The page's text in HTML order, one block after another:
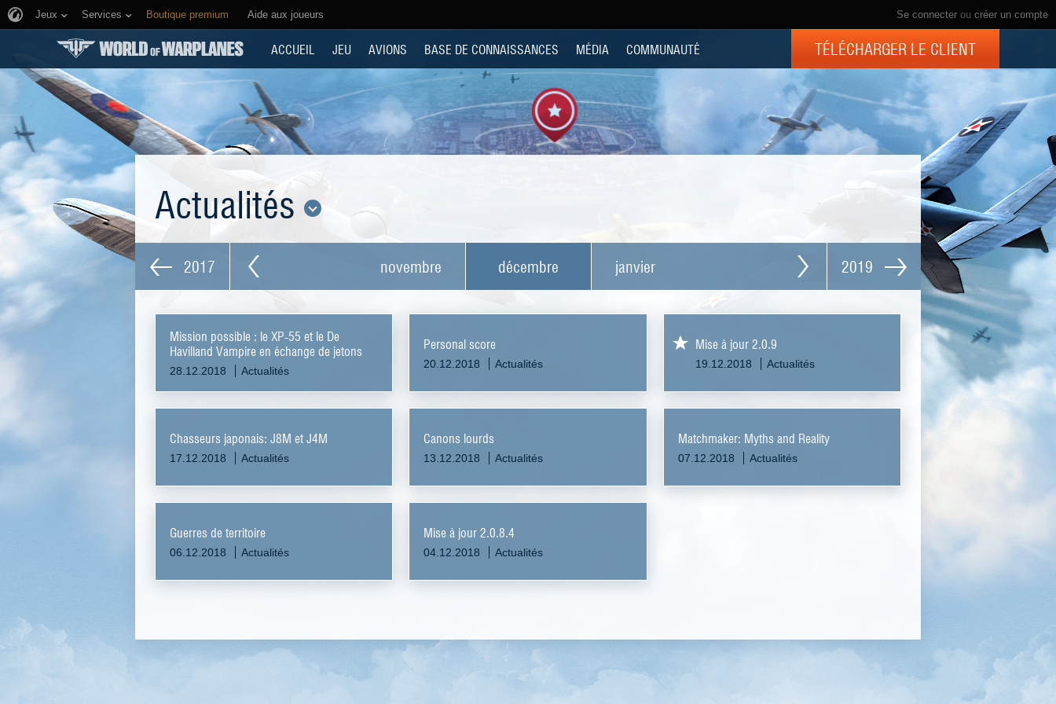
Se connecter ou créer un compte
Jeux Services Boutique premium Aide aux joueurs
ACCUEIL JEU AVIONS BASE DE CONNAISSANCES MÉDIA COMMUNAUTÉ TÉLÉCHARGER LE CLIENT
Actualités
2017 novembre décembre janvier 2019
Mission possible : le XP-55 et le De
Havilland Vampire en échange de jetons
28.12.2018 Actualités
Personal score
20.12.2018 Actualités
Mise à jour 2.0.9
19.12.2018 Actualités
Chasseurs japonais: J8M et J4M
17.12.2018 Actualités
Canons lourds
13.12.2018 Actualités
Matchmaker: Myths and Reality
07.12.2018 Actualités
Guerres de territoire
06.12.2018 Actualités
Mise à jour 2.0.8.4
04.12.2018 Actualités